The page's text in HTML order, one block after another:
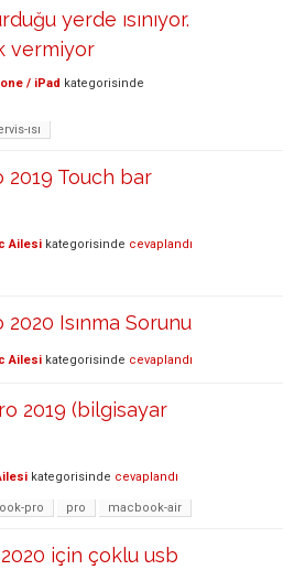
yerde ısınıyor.
vermiyor
/ iPad kategorisinde
ısı
2019 Touch bar
Ailesi kategorisinde cevaplandı
Isınma Sorunu
Ailesi kategorisinde cevaplandı
2019 (bilgisayar
kategorisinde cevaplandı
pro pro macbook-air
için çoklu usb